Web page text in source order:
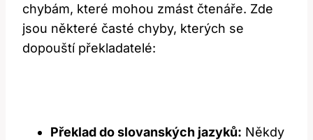
chybám, které mohou zmást čtenáře. Zde
jsou některé časté chyby, kterých se
dopouští překladatelé:
Překlad do slovanských jazyků: Někdy